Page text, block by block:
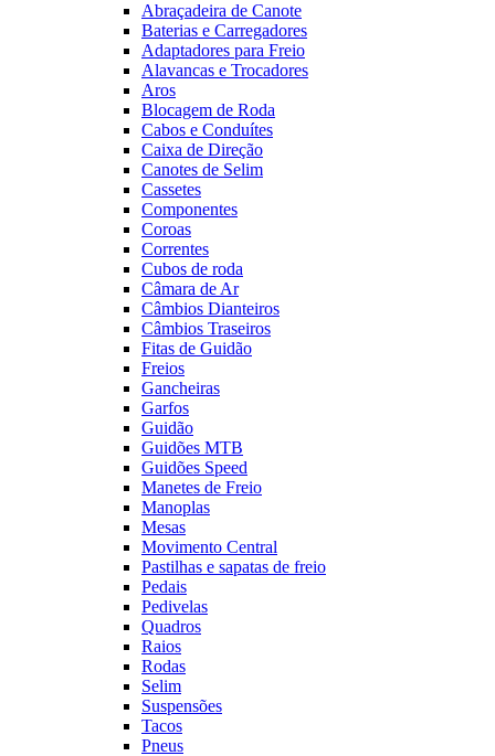
Abraçadeira de Canote
Baterias e Carregadores
Adaptadores para Freio
Alavancas e Trocadores
Aros
Blocagem de Roda
Cabos e Conduítes
Caixa de Direção
Canotes de Selim
Cassetes
Componentes
Coroas
Correntes
Cubos de roda
Câmara de Ar
Câmbios Dianteiros
Câmbios Traseiros
Fitas de Guidão
Freios
Gancheiras
Garfos
Guidão
Guidões MTB
Guidões Speed
Manetes de Freio
Manoplas
Mesas
Movimento Central
Pastilhas e sapatas de freio
Pedais
Pedivelas
Quadros
Raios
Rodas
Selim
Suspensões
Tacos
Pneus